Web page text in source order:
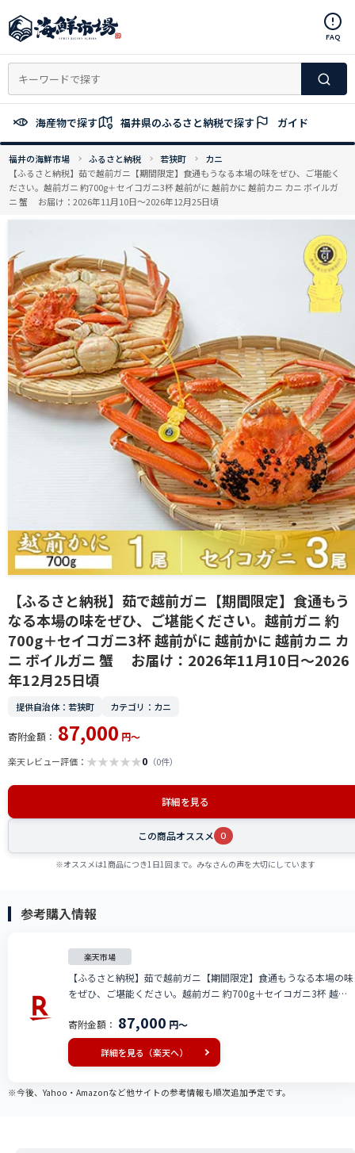
ン
ン
へ
ッ
FAQ
海産物で探す 福井県のふるさと納税で探す ガイド
福井の海鮮市場 ふるさと納税 若狭町
カニ
【ふるさと納税】茹で越前ガニ【期間限定】食通もうなる本場の味をぜひ、ご堪能く
ださい。越前ガニ 約700g＋セイコガニ3杯 越前がに 越前かに 越前カニ カニ ボイルガ
ニ 蟹 お届け：2026年11月10日～2026年12月25日頃
【ふるさと納税】茹で越前ガニ【期間限定】食通もう
なる本場の味をぜひ、ご堪能ください。越前ガニ 約
700g＋セイコガニ3杯 越前がに 越前かに 越前カニ カ
ニ ボイルガニ 蟹 お届け：2026年11月10日～2026
年12月25日頃
提供自治体：若狭町 カテゴリ：カニ
寄附金額： 87,000 円～
楽天レビュー評価： ★★★★★0 （0件）
詳細を見る
この商品オススメ 0
※オススメは1商品につき1日1回まで。みなさんの声を大切にしています
参考購入情報
楽天市場
【ふるさと納税】茹で越前ガニ【期間限定】食通もうなる本場の味
をぜひ、ご堪能ください。越前ガニ 約700g＋セイコガニ3杯 越前
10日～2026年12月25日頃
寄附金額： 87,000 円～
詳細を見る（楽天へ）
※今後、Yahoo・Amazonなど他サイトの参考情報も順次追加予定です。